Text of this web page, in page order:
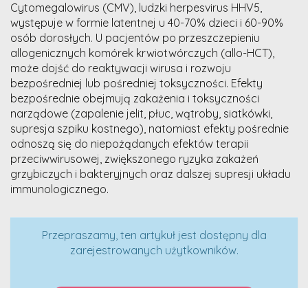
Cytomegalowirus (CMV), ludzki herpesvirus HHV5,
występuje w formie latentnej u 40-70% dzieci i 60-90%
osób dorosłych. U pacjentów po przeszczepieniu
allogenicznych komórek krwiotwórczych (allo-HCT),
może dojść do reaktywacji wirusa i rozwoju
bezpośredniej lub pośredniej toksyczności. Efekty
bezpośrednie obejmują zakażenia i toksyczności
narządowe (zapalenie jelit, płuc, wątroby, siatkówki,
supresja szpiku kostnego), natomiast efekty pośrednie
odnoszą się do niepożądanych efektów terapii
przeciwwirusowej, zwiększonego ryzyka zakażeń
grzybiczych i bakteryjnych oraz dalszej supresji układu
immunologicznego.
Przepraszamy, ten artykuł jest dostępny dla
zarejestrowanych użytkowników.